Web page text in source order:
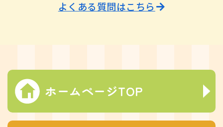
よくある質問はこちら
ホームページTOP